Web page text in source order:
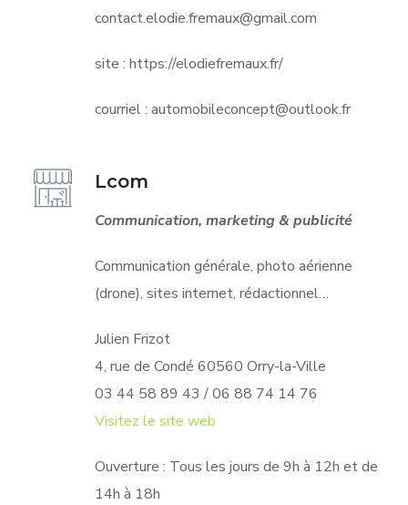
contact.elodie.fremaux@gmail.com
site : https://elodiefremaux.fr/
courriel : automobileconcept@outlook.fr
Lcom
Communication, marketing & publicité
Communication générale, photo aérienne
(drone), sites internet, rédactionnel…
Julien Frizot
4, rue de Condé 60560 Orry-la-Ville
03 44 58 89 43 / 06 88 74 14 76
Visitez le site web
Ouverture : Tous les jours de 9h à 12h et de
14h à 18h